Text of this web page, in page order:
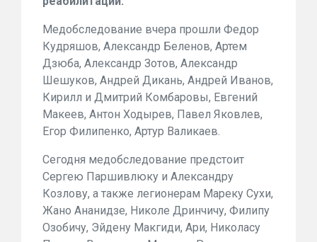
Медобследование вчера прошли Федор
Кудряшов, Александр Беленов, Артем
Дзюба, Александр Зотов, Александр
Шешуков, Андрей Дикань, Андрей Иванов,
Кирилл и Дмитрий Комбаровы, Евгений
Макеев, Антон Ходырев, Павел Яковлев,
Егор Филипенко, Артур Валикаев.
Сегодня медобследование предстоит
Сергею Паршивлюку и Александру
Козлову, а также легионерам Мареку Сухи,
Жано Ананидзе, Николе Дринчичу, Филипу
Озобичу, Эйдену Макгиди, Ари, Николасу